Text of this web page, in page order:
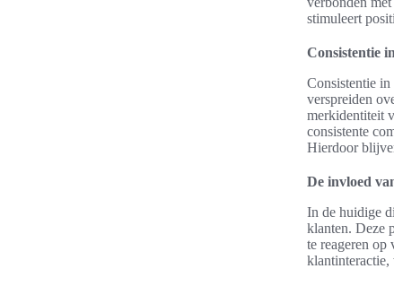
stimuleert
Consistentie
Consistentie in
verspreiden
merkidentiteit
consistente
Hierdoor
De invloed
In de huidige
klanten. Deze
te reageren op
klantinteractie,